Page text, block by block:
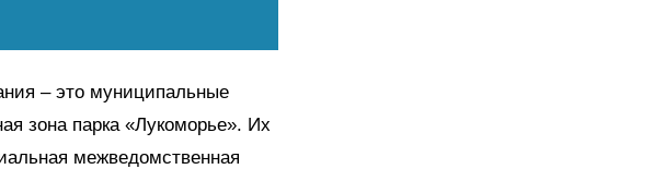
– это муниципальные
зона парка «Лукоморье». Их
межведомственная